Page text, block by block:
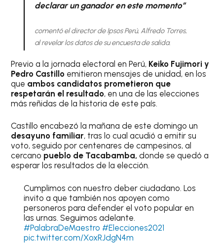
declarar un ganador en este momento”
comentó el director de Ipsos Perú, Alfredo Torres,
al revelar los datos de su encuesta de salida.
Previo a la jornada electoral en Perú, Keiko Fujimori y
Pedro Castillo emitieron mensajes de unidad, en los
que ambos candidatos prometieron que
respetarán el resultado, en una de las elecciones
más reñidas de la historia de este país.
Castillo encabezó la mañana de este domingo un
desayuno familiar, tras lo cual acudió a emitir su
voto, seguido por centenares de campesinos, al
cercano pueblo de Tacabamba, donde se quedó a
esperar los resultados de la elección.
Cumplimos con nuestro deber ciudadano. Los
invito a que también nos apoyen como
personeros para defender el voto popular en
las urnas. Seguimos adelante.
#PalabraDeMaestro #Elecciones2021
pic.twitter.com/XoxRJdgN4m